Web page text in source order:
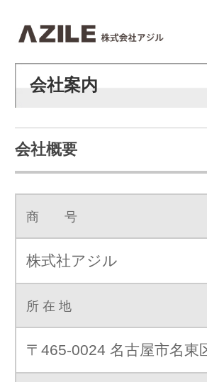
会社案内
会社概要
商 号
所 在 地
TEL/FAX
TEL:052-784-5211 FAX:052-784-5212
杉本 剛淑